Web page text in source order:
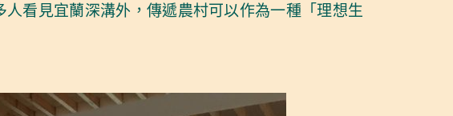
看見宜蘭深溝外，傳遞農村可以作為一種「理想生